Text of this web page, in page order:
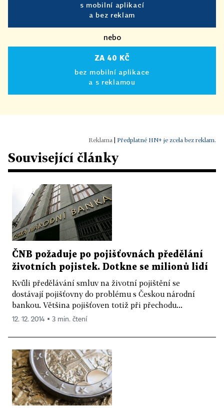
s mobilní aplikací
a bez reklam
nebo
ZA 40 KČ
bez mobilní aplikace
a s reklamou
Předplatné HN+ je zcela bez reklam.
Související články
ČNB požaduje po pojišťovnách předělání
životních pojistek. Dotkne se milionů lidí
Kvůli předělávání smluv na životní pojištění se
dostávají pojišťovny do problému s Českou národní
bankou. Většina pojišťoven totiž při přechodu...
12. 12. 2014 ▪ 3 min. čtení